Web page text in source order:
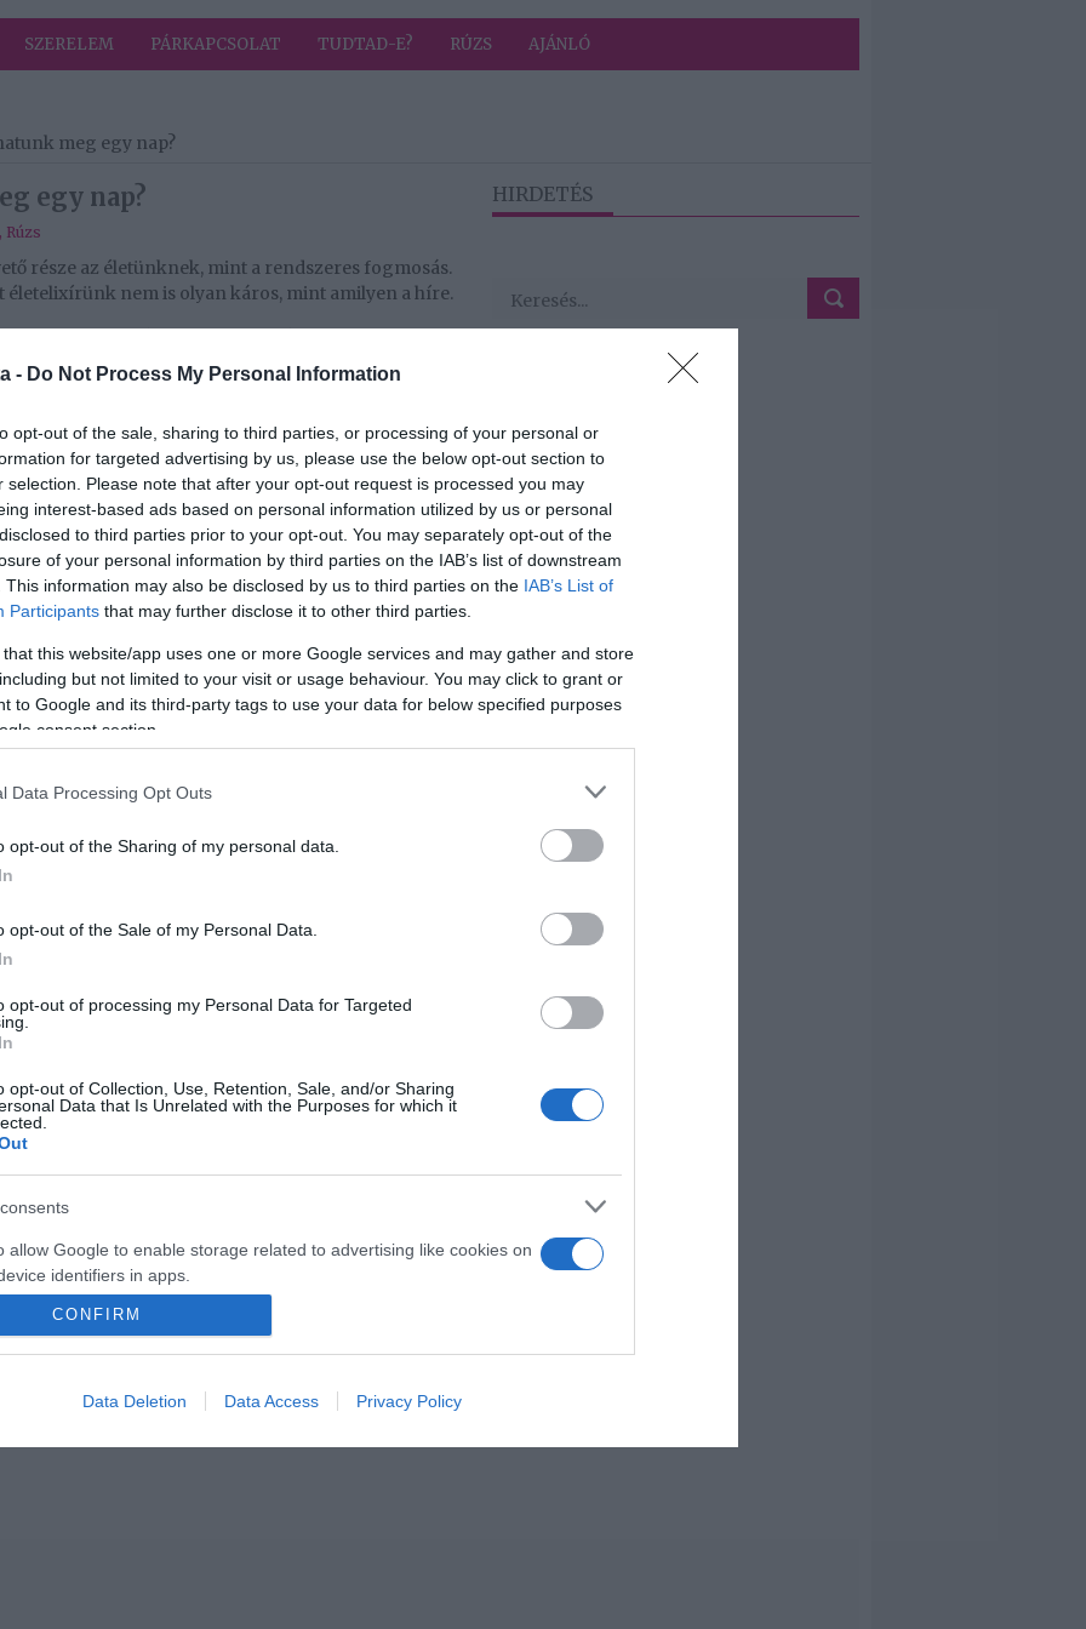
- Do Not Process My Personal Information
opt-out of the sale, sharing to third parties, or processing of your personal or
for targeted advertising by us, please use the below opt-out section to
selection. Please note that after your opt-out request is processed you may
interest-based ads based on personal information utilized by us or personal
to third parties prior to your opt-out. You may separately opt-out of the
of your personal information by third parties on the IAB’s list of downstream
This information may also be disclosed by us to third parties on the IAB’s List of
Participants that may further disclose it to other third parties.
that this website/app uses one or more Google services and may gather and store
but not limited to your visit or usage behaviour. You may click to grant or
to Google and its third-party tags to use your data for below specified purposes
consent section.
Data Processing Opt Outs
opt-out of the Sharing of my personal data.
opt-out of the Sale of my Personal Data.
opt-out of processing my Personal Data for Targeted
opt-out of Collection, Use, Retention, Sale, and/or Sharing
Data that Is Unrelated with the Purposes for which it
allow Google to enable storage related to advertising like cookies on
identifiers in apps.
allow my user data to be sent to Google for online advertising
allow Google to send me personalized advertising.
CONFIRM
Data Deletion Data Access Privacy Policy
SZERELEM PÁRKAPCSOLAT TUDTAD-E? RÚZS AJÁNLÓ
meg egy nap?
egy nap?
, Rúzs
része az életünknek, mint a rendszeres fogmosás.
nem is olyan káros, mint amilyen a híre.
hogy túl nagy mennyiségben fogyasztva
Hosszú ideig a koffeintartalmú forró ital az
kiszárítja a szervezetet.
tőlünk a kávé iránti szeretetünket. Mára már
a kiszáradásról. De hogy őszinték legyünk,
reggeli csészénket.
2,3 csésze (200 milliliteres) fogyasztásával
igazi kávéfüggőknek azonban óvatosnak kell
Health kutatói ugyanis most arra jöttek rá, hogy
nagy (200 ml) csésze felett van, negatív
Különösen a szív- és érrendszeri
sokkoló.
nagyivók gyorsabban válnak függővé a napi
megállnak. Ha valaki kivételesen nem jut hozzá a
koncentrációs nehézségekkel és
mi, annak nem kell rögtön lemondania róla. Mint
a kulcs, amit a legjobb esetben nem
Pinterest
,függés,napi adag
2026-08-07.
Mi a teendő, ha
HIRDETÉS